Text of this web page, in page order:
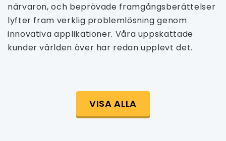
närvaron, och beprövade framgångsberättelser
lyfter fram verklig problemlösning genom
innovativa applikationer. Våra uppskattade
kunder världen över har redan upplevt det.
VISA ALLA